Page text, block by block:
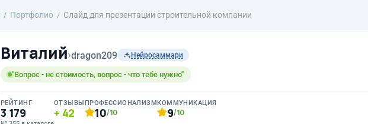
Портфолио Слайд для презентации строительной компании
Виталий›dragon209 Нейросаммари
"Вопрос - не стоимость, вопрос - что тебе нужно"
РЕЙТИНГ
3 179
ОТЗЫВЫ
42
ПРОФЕССИОНАЛИЗМ
10/10
КОММУНИКАЦИЯ
9/10